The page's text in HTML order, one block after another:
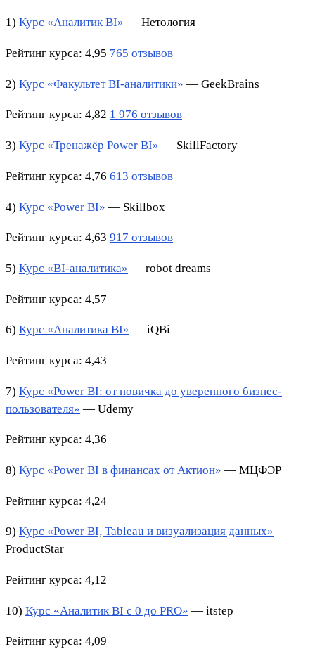
1) Курс «Аналитик BI» — Нетология
Рейтинг курса: 4,95 765 отзывов
2) Курс «Факультет BI-аналитики» — GeekBrains
Рейтинг курса: 4,82 1 976 отзывов
3) Курс «Тренажёр Power BI» — SkillFactory
Рейтинг курса: 4,76 613 отзывов
4) Курс «Power BI» — Skillbox
Рейтинг курса: 4,63 917 отзывов
5) Курс «BI-аналитика» — robot dreams
Рейтинг курса: 4,57
6) Курс «Аналитика BI» — iQBi
Рейтинг курса: 4,43
7) Курс «Power BI: от новичка до уверенного бизнес-
пользователя» — Udemy
Рейтинг курса: 4,36
8) Курс «Power BI в финансах от Актион» — МЦФЭР
Рейтинг курса: 4,24
9) Курс «Power BI, Tableau и визуализация данных» —
ProductStar
Рейтинг курса: 4,12
10) Курс «Аналитик BI с 0 до PRO» — itstep
Рейтинг курса: 4,09